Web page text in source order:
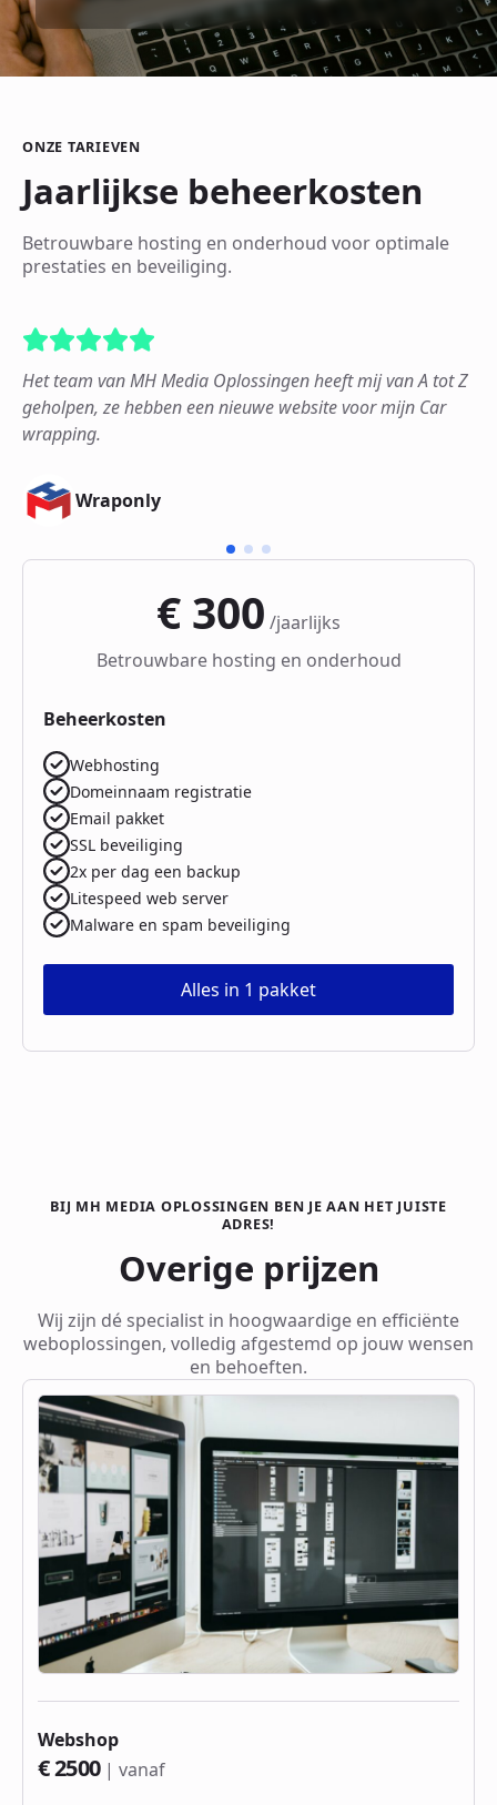
ONZE TARIEVEN
Jaarlijkse beheerkosten
Betrouwbare hosting en onderhoud voor optimale
prestaties en beveiliging.
Het team van MH Media Oplossingen heeft mij van A tot Z
geholpen, ze hebben een nieuwe website voor mijn Car
wrapping.
Wraponly
€ 300 /jaarlijks
Betrouwbare hosting en onderhoud
Beheerkosten
Webhosting
Domeinnaam registratie
Email pakket
SSL beveiliging
2x per dag een backup
Litespeed web server
Malware en spam beveiliging
Alles in 1 pakket
BIJ MH MEDIA OPLOSSINGEN BEN JE AAN HET JUISTE
ADRES!
Overige prijzen
Wij zijn dé specialist in hoogwaardige en efficiënte
weboplossingen, volledig afgestemd op jouw wensen
en behoeften.
Webshop
€ 2500 | vanaf